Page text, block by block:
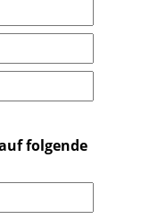
folgende